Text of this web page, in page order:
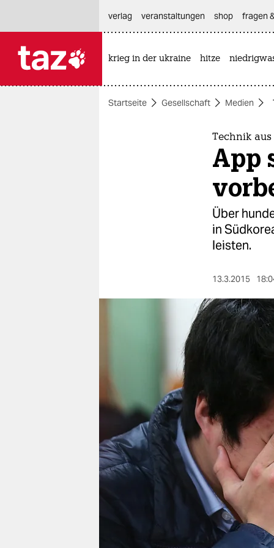
themen
nord
veranstaltungen
shop
fragen & hilfe
unterstützen
verlag
veranstaltungen shop fragen
krieg in der ukraine hitze
Startseite Gesellschaft Medien
Technik aus
App
Über
in
leisten.
13.3.2015